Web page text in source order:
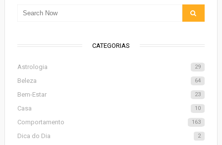
CATEGORIAS
Astrologia 29
Beleza 64
Bem-Estar 23
Casa 10
Comportamento 163
Dica do Dia 2